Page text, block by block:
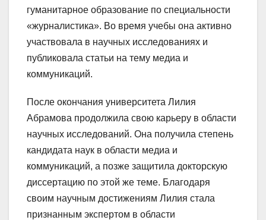
гуманитарное образование по специальности
«журналистика». Во время учебы она активно
участвовала в научных исследованиях и
публиковала статьи на тему медиа и
коммуникаций.
После окончания университета Лилия
Абрамова продолжила свою карьеру в области
научных исследований. Она получила степень
кандидата наук в области медиа и
коммуникаций, а позже защитила докторскую
диссертацию по этой же теме. Благодаря
своим научным достижениям Лилия стала
признанным экспертом в области